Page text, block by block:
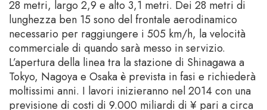
28 metri, largo 2,9 e alto 3,1 metri. Dei 28 metri di
lunghezza ben 15 sono del frontale aerodinamico
necessario per raggiungere i 505 km/h, la velocità
commerciale di quando sarà messo in servizio.
L’apertura della linea tra la stazione di Shinagawa a
Tokyo, Nagoya e Osaka è prevista in fasi e richiederà
moltissimi anni. I lavori inizieranno nel 2014 con una
previsione di costi di 9.000 miliardi di ¥ pari a circa